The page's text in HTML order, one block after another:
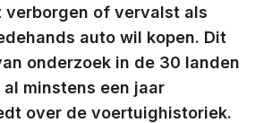
of vervalst als
auto wil kopen. Dit
onderzoek in de 30 landen
minstens een jaar
over de voertuighistoriek.